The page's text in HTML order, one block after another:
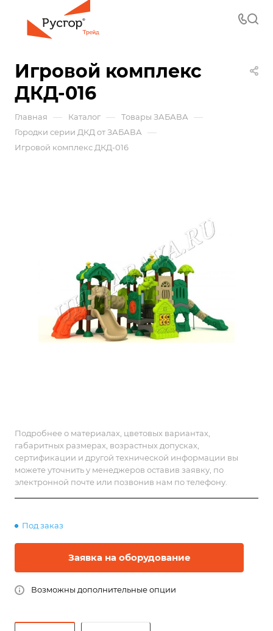
Игровой комплекс
ДКД-016
Главная — Каталог — Товары ЗАБАВА —
Городки серии ДКД от ЗАБАВА —
Игровой комплекс ДКД-016
Подробнее о материалах, цветовых вариантах,
габаритных размерах, возрастных допусках,
сертификации и другой технической информации вы
можете уточнить у менеджеров оставив заявку, по
электронной почте или позвонив нам по телефону.
Под заказ
Заявка на оборудование
Возможны дополнительные опции